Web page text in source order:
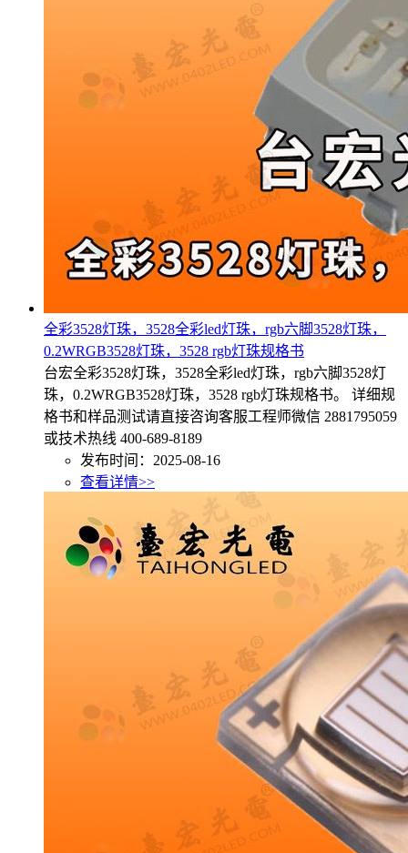
全彩3528灯珠，3528全彩led灯珠，rgb六脚3528灯珠，
0.2WRGB3528灯珠，3528 rgb灯珠规格书
台宏全彩3528灯珠，3528全彩led灯珠，rgb六脚3528灯
珠，0.2WRGB3528灯珠，3528 rgb灯珠规格书。 详细规
格书和样品测试请直接咨询客服工程师微信 2881795059
或技术热线 400-689-8189
发布时间：2025-08-16
查看详情>>